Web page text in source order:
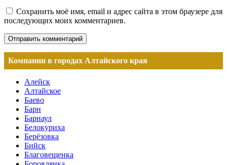
Сохранить моё имя, email и адрес сайта в этом браузере для
последующих моих комментариев.
Компании в городах Алтайского края
Алейск
Алтайское
Баево
Барн
Барнаул
Белокуриха
Берёзовка
Бийск
Благовещенка